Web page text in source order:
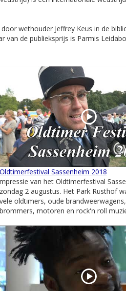
wethouder Jeffrey Keus in de
van de publieksprijs is Parmis
Oldtimerfestival Sassenheim 2018
mpressie van het Oldtimerfestival
zondag 2 augustus. Het Park Rusthof
vele oldtimers, oude
brommers, motoren en rock'n roll